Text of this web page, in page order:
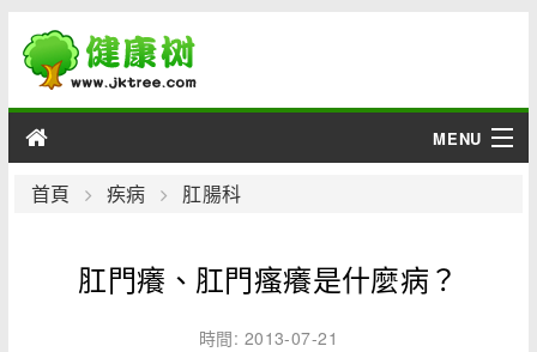
MENU
男性
首頁 疾病 肛腸科
肛門癢、肛門瘙癢是什麼病？
時間: 2013-07-21